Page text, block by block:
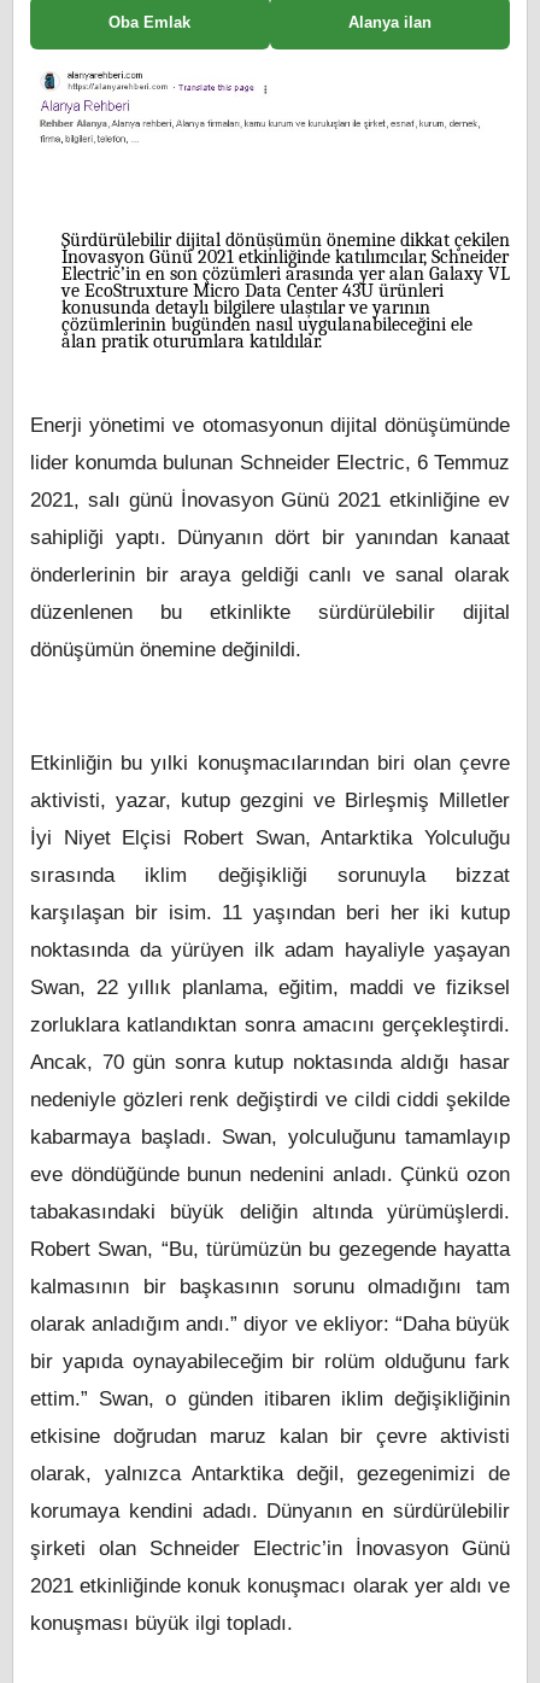
Oba Emlak Alanya ilan
Sürdürülebilir dijital dönüşümün önemine dikkat çekilen
İnovasyon Günü 2021 etkinliğinde katılımcılar, Schneider
Electric’in en son çözümleri arasında yer alan Galaxy VL
ve EcoStruxture Micro Data Center 43U ürünleri
konusunda detaylı bilgilere ulaştılar ve yarının
çözümlerinin bugünden nasıl uygulanabileceğini ele
alan pratik oturumlara katıldılar.
Enerji yönetimi ve otomasyonun dijital dönüşümünde
lider konumda bulunan Schneider Electric, 6 Temmuz
2021, salı günü İnovasyon Günü 2021 etkinliğine ev
sahipliği yaptı. Dünyanın dört bir yanından kanaat
önderlerinin bir araya geldiği canlı ve sanal olarak
düzenlenen bu etkinlikte sürdürülebilir dijital
dönüşümün önemine değinildi.
Etkinliğin bu yılki konuşmacılarından biri olan çevre
aktivisti, yazar, kutup gezgini ve Birleşmiş Milletler
İyi Niyet Elçisi Robert Swan, Antarktika Yolculuğu
sırasında iklim değişikliği sorunuyla bizzat
karşılaşan bir isim. 11 yaşından beri her iki kutup
noktasında da yürüyen ilk adam hayaliyle yaşayan
Swan, 22 yıllık planlama, eğitim, maddi ve fiziksel
zorluklara katlandıktan sonra amacını gerçekleştirdi.
Ancak, 70 gün sonra kutup noktasında aldığı hasar
nedeniyle gözleri renk değiştirdi ve cildi ciddi şekilde
kabarmaya başladı. Swan, yolculuğunu tamamlayıp
eve döndüğünde bunun nedenini anladı. Çünkü ozon
tabakasındaki büyük deliğin altında yürümüşlerdi.
Robert Swan, “Bu, türümüzün bu gezegende hayatta
kalmasının bir başkasının sorunu olmadığını tam
olarak anladığım andı.” diyor ve ekliyor: “Daha büyük
bir yapıda oynayabileceğim bir rolüm olduğunu fark
ettim.” Swan, o günden itibaren iklim değişikliğinin
etkisine doğrudan maruz kalan bir çevre aktivisti
olarak, yalnızca Antarktika değil, gezegenimizi de
korumaya kendini adadı. Dünyanın en sürdürülebilir
şirketi olan Schneider Electric’in İnovasyon Günü
2021 etkinliğinde konuk konuşmacı olarak yer aldı ve
konuşması büyük ilgi topladı.